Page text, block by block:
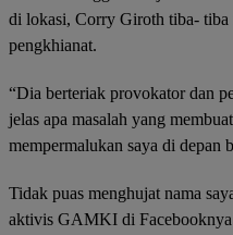
di lokasi, Corry Giroth tiba- tiba
pengkhianat.
“Dia berteriak provokator dan
jelas apa masalah yang
mempermalukan saya di depan
Tidak puas menghujat nama
aktivis GAMKI di